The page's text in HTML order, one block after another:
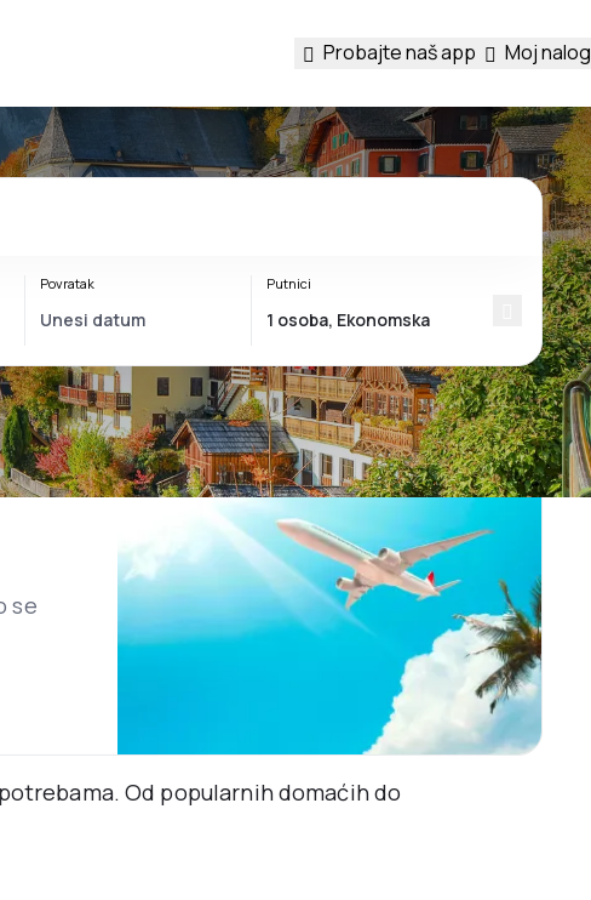
Probajte naš app Moj nalog
Povratak Putnici
se
Od popularnih domaćih do